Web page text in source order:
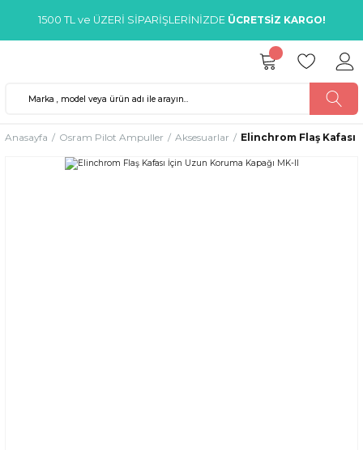
1500 TL ve ÜZERİ SİPARİŞLERİNİZDE ÜCRETSİZ KARGO!
Anasayfa Osram Pilot Ampuller Aksesuarlar Elinchrom Flaş Kafası